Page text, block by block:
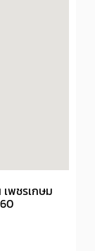
เพชรเกษม